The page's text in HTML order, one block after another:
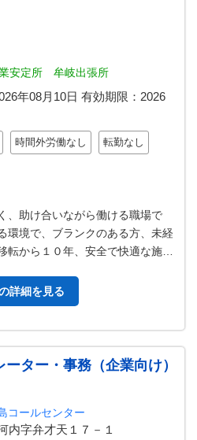
安定所 牟岐出張所
年08月10日 有効期限： 2026
時間外労働なし 転勤なし
、助け合いながら働ける職場で
環境で、ブランクのある方、未経
から１０年、安全で快適な施設
詳細を見る
ター・事務（企業向け）
コールセンター
内字弁才天１７－１